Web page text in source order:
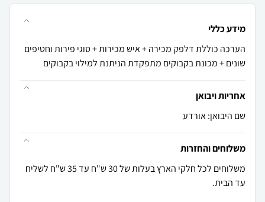
מידע כללי
הערכה כוללת דלפק מכירה + איש מכירות + סוגי פירות וחטיפים
שונים + מכונת בקבוקים מתפקדת הניתנת למילוי בקבוקים
אחריות ויבואן
שם היבואן: אורדע
משלוחים והחזרות
משלוחים לכל חלקי הארץ בעלות של 30 ש"ח עד 35 ש"ח לשליח
עד הבית.